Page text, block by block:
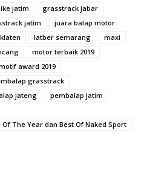
jatim
grasstrack jabar
jatim
juara balap motor
latber semarang
maxi
motor terbaik 2019
award 2019
grasstrack
jateng
pembalap jatim
Of The Year dan Best Of Naked Sport